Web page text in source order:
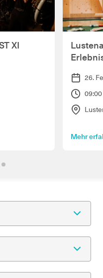
XI
26.
Mehr